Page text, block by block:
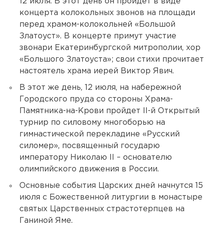
концерта колокольных звонов на площади
перед храмом-колокольней «Большой
Златоуст». В концерте примут участие
звонари Екатеринбургской митрополии, хор
«Большого Златоуста»; свои стихи прочитает
настоятель храма иерей Виктор Явич.
В этот же день, 12 июля, на набережной
Городского пруда со стороны Храма-
Памятника-на-Крови пройдет II-й Открытый
турнир по силовому многоборью на
гимнастической перекладине «Русский
силомер», посвященный государю
императору Николаю II – основателю
олимпийского движения в России.
Основные события Царских дней начнутся 15
июля с Божественной литургии в монастыре
святых Царственных страстотерпцев на
Ганиной Яме.